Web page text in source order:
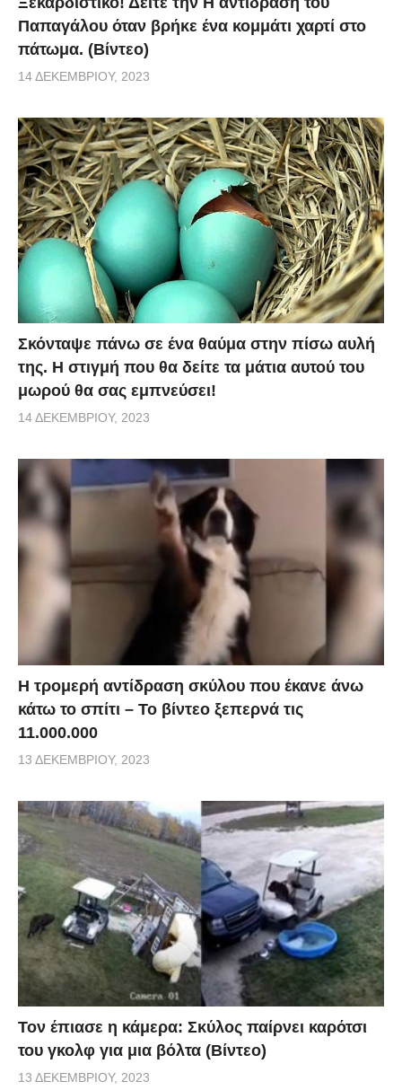
Παπαγάλου όταν βρήκε ένα κομμάτι χαρτί στο
πάτωμα. (Βίντεο)
14 ΔΕΚΕΜΒΡΊΟΥ, 2023
Σκόνταψε πάνω σε ένα θαύμα στην πίσω αυλή
της. Η στιγμή που θα δείτε τα μάτια αυτού του
μωρού θα σας εμπνεύσει!
14 ΔΕΚΕΜΒΡΊΟΥ, 2023
Η τρομερή αντίδραση σκύλου που έκανε άνω
κάτω το σπίτι – Το βίντεο ξεπερνά τις
11.000.000
13 ΔΕΚΕΜΒΡΊΟΥ, 2023
Τον έπιασε η κάμερα: Σκύλος παίρνει καρότσι
του γκολφ για μια βόλτα (Βίντεο)
13 ΔΕΚΕΜΒΡΊΟΥ, 2023